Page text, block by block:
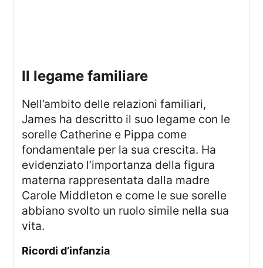
il legame familiare
Nell’ambito delle relazioni familiari,
James ha descritto il suo legame con le
sorelle Catherine e Pippa come
fondamentale per la sua crescita. Ha
evidenziato l’importanza della figura
materna rappresentata dalla madre
Carole Middleton e come le sue sorelle
abbiano svolto un ruolo simile nella sua
vita.
ricordi d’infanzia